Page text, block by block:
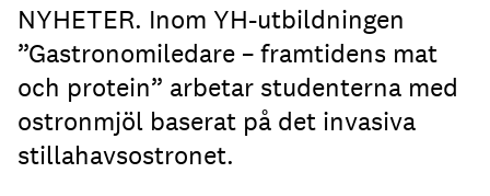
NYHETER. Inom YH-utbildningen
”Gastronomiledare – framtidens mat
och protein” arbetar studenterna med
ostronmjöl baserat på det invasiva
stillahavsostronet.